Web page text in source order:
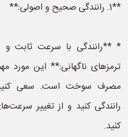
**1. رانندگی صحیح و اصولی:**
* **رانندگی با سرعت ثابت و
ترمزهای ناگهانی:** این مورد
مصرف سوخت است. سعی
رانندگی کنید و از تغییر
کنید.